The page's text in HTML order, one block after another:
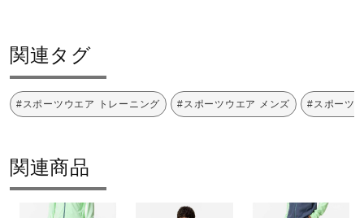
取扱店一覧
30：ネオミント
素材
袖口切替：ポリエステル92％、ポリウレタン8％
原産国
関連タグ
#スポーツウエア トレーニング #スポーツウエア メンズ #スポーツ
関連商品